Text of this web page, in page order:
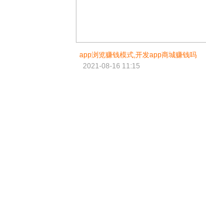
app浏览赚钱模式,开发app商城赚钱吗
2021-08-16 11:15